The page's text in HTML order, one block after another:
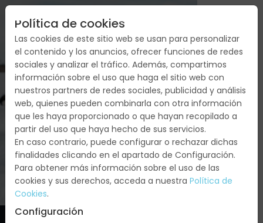
VIAJE A MEDIDA
REYES EN LAPONIA
PYHÄ SALIDA
DESDE MADRID
Política de cookies
Las cookies de este sitio web se usan para personalizar
el contenido y los anuncios, ofrecer funciones de redes
sociales y analizar el tráfico. Además, compartimos
información sobre el uso que haga el sitio web con
nuestros partners de redes sociales, publicidad y análisis
web, quienes pueden combinarla con otra información
que les haya proporcionado o que hayan recopilado a
partir del uso que haya hecho de sus servicios.
En caso contrario, puede configurar o rechazar dichas
finalidades clicando en el apartado de Configuración.
Para obtener más información sobre el uso de las
cookies y sus derechos, acceda a nuestra Política de
Cookies.
Configuración